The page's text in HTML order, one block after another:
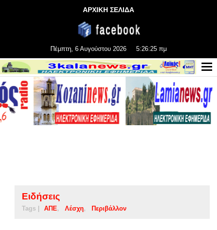
ΑΡΧΙΚΗ ΣΕΛΙΔΑ
Πέμπτη, 6 Αυγούστου 2026 5:26:26 πμ
Ειδήσεις
Tags | ΑΠΕ Λέσχη Περιβάλλον